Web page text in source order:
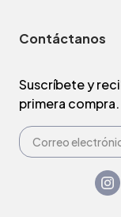
Contáctanos
Suscríbete y
primera compra.